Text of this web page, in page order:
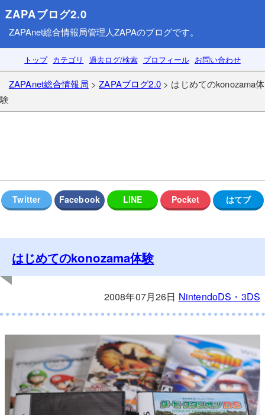
ZAPAブログ2.0
ZAPAnet総合情報局管理人ZAPAのブログです。
トップ カテゴリ 過去ログ/検索 プロフィール お問い合わせ
ZAPAnet総合情報局 >ZAPAブログ2.0> はじめてのkonozama体
験
はじめてのkonozama体験
2008年07月26日 NintendoDS・3DS